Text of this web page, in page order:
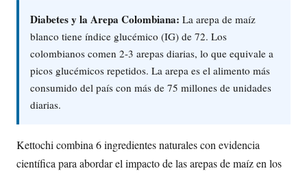
Diabetes y la Arepa Colombiana: La arepa de maíz
blanco tiene índice glucémico (IG) de 72. Los
colombianos comen 2-3 arepas diarias, lo que equivale a
picos glucémicos repetidos. La arepa es el alimento más
consumido del país con más de 75 millones de unidades
diarias.
Kettochi combina 6 ingredientes naturales con evidencia
científica para abordar el impacto de las arepas de maíz en los